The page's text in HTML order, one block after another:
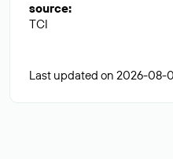
source:
TCI
Last updated on 2026-08-